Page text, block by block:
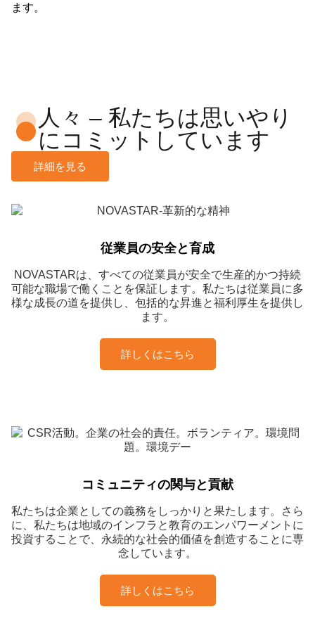
ます。
人々 – 私たちは思いやり
にコミットしています
詳細を見る
従業員の安全と育成
NOVASTARは、すべての従業員が安全で生産的かつ持続
可能な職場で働くことを保証します。私たちは従業員に多
様な成長の道を提供し、包括的な昇進と福利厚生を提供し
ます。
詳しくはこちら
コミュニティの関与と貢献
私たちは企業としての義務をしっかりと果たします。さら
に、私たちは地域のインフラと教育のエンパワーメントに
投資することで、永続的な社会的価値を創造することに専
念しています。
詳しくはこちら